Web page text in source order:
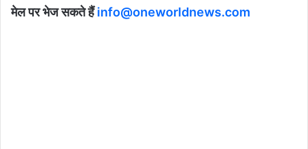
मेल पर भेज सकते हैंinfo@oneworldnews.com